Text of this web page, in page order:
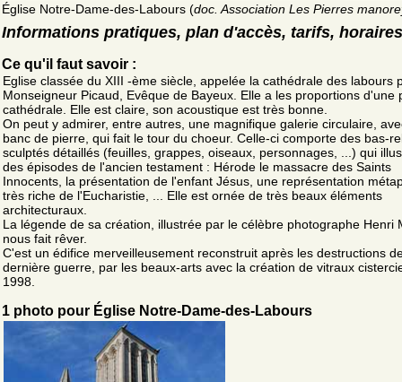
Église Notre-Dame-des-Labours (doc. Association Les Pierres
Informations pratiques, plan d'accès, tarifs, horaires
Ce qu'il faut savoir :
Eglise classée du XIII -ème siècle, appelée la cathédrale des labours
Monseigneur Picaud, Evêque de Bayeux. Elle a les proportions d'une
cathédrale. Elle est claire, son acoustique est très bonne.
On peut y admirer, entre autres, une magnifique galerie circulaire,
banc de pierre, qui fait le tour du choeur. Celle-ci comporte des bas-
sculptés détaillés (feuilles, grappes, oiseaux, personnages, ...) qui
des épisodes de l'ancien testament : Hérode le massacre des Saints
Innocents, la présentation de l'enfant Jésus, une représentation
très riche de l'Eucharistie, ... Elle est ornée de très beaux éléments
architecturaux.
La légende de sa création, illustrée par le célèbre photographe Henri
nous fait rêver.
C'est un édifice merveilleusement reconstruit après les destructions
dernière guerre, par les beaux-arts avec la création de vitraux
1998.
1 photo pour Église Notre-Dame-des-Labours